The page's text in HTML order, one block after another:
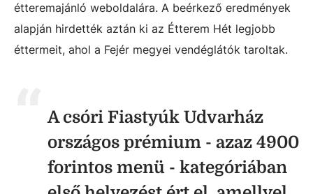
étteremajánló weboldalára. A beérkező eredmények
alapján hirdették aztán ki az Étterem Hét legjobb
éttermeit, ahol a Fejér megyei vendéglátók taroltak.
A csóri Fiastyúk Udvarház
országos prémium - azaz 4900
forintos menü - kategóriában